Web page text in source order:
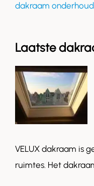
dakraam onderhoud
Laatste
VELUX dakraam is
ruimtes. Het